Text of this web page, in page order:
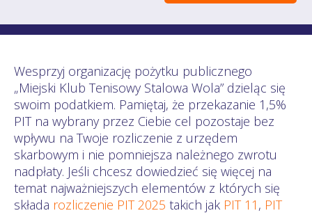
Wesprzyj organizację pożytku publicznego
„Miejski Klub Tenisowy Stalowa Wola” dzieląc się
swoim podatkiem. Pamiętaj, że przekazanie 1,5%
PIT na wybrany przez Ciebie cel pozostaje bez
wpływu na Twoje rozliczenie z urzędem
skarbowym i nie pomniejsza należnego zwrotu
nadpłaty. Jeśli chcesz dowiedzieć się więcej na
temat najważniejszych elementów z których się
składa rozliczenie PIT 2025 takich jak PIT 11 , PIT